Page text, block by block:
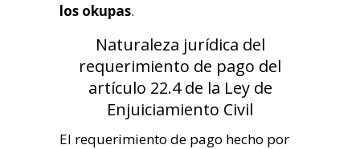
los okupas.
Naturaleza jurídica del
requerimiento de pago del
artículo 22.4 de la Ley de
Enjuiciamiento Civil
El requerimiento de pago hecho por